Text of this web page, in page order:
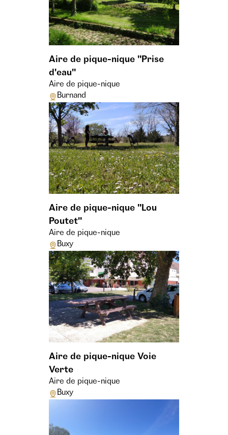
Aire de pique-nique "Prise
d'eau"
Aire de pique-nique
Burnand
Aire de pique-nique "Lou
Poutet"
Aire de pique-nique
Buxy
Aire de pique-nique Voie
Verte
Aire de pique-nique
Buxy